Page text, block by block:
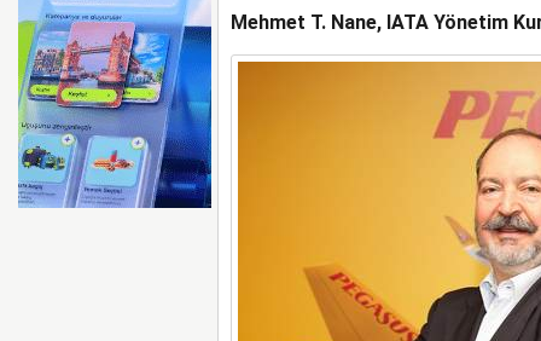
İGA, HAVALİMANI
Mehmet T. Nane, IATA Yönetim